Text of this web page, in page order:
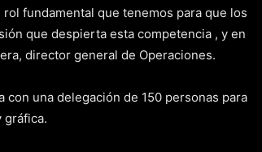
fundamental que tenemos para que los
que despierta esta competencia , y en
director general de Operaciones.
una delegación de 150 personas para
gráfica.